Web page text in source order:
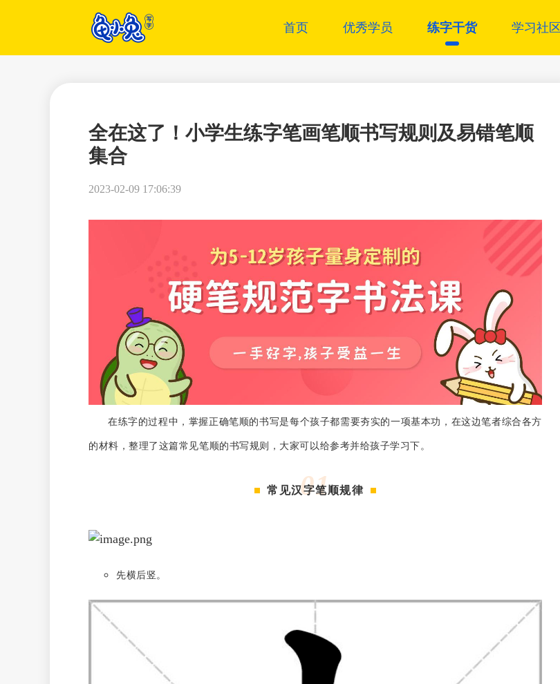
首页 优秀学员 练字干货 学习社区
全在这了！小学生练字笔画笔顺书写规则及易错笔顺
集合
2023-02-09 17:06:39
在练字的过程中，掌握正确笔顺的书写是每个孩子都需要夯实的一项基本功，在这边笔者综合各方
的材料，整理了这篇常见笔顺的书写规则，大家可以给参考并给孩子学习下。
01
常见汉字笔顺规律
先横后竖。